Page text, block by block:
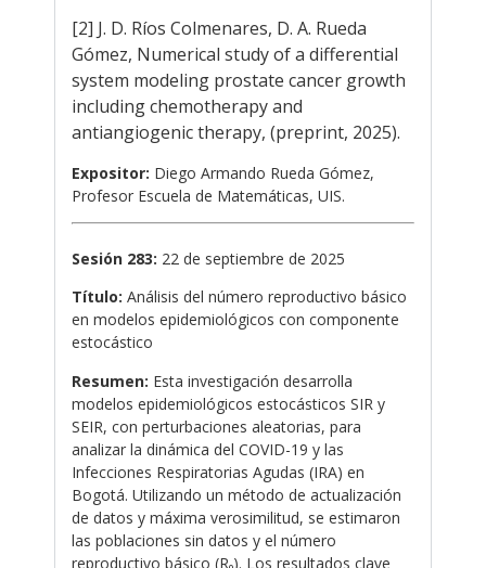
[2] J. D. Ríos Colmenares, D. A. Rueda
Gómez, Numerical study of a differential
system modeling prostate cancer growth
including chemotherapy and
antiangiogenic therapy, (preprint, 2025).
Expositor: Diego Armando Rueda Gómez,
Profesor Escuela de Matemáticas, UIS.
Sesión 283: 22 de septiembre de 2025
Título: Análisis del número reproductivo básico
en modelos epidemiológicos con componente
estocástico
Resumen: Esta investigación desarrolla
modelos epidemiológicos estocásticos SIR y
SEIR, con perturbaciones aleatorias, para
analizar la dinámica del COVID-19 y las
Infecciones Respiratorias Agudas (IRA) en
Bogotá. Utilizando un método de actualización
de datos y máxima verosimilitud, se estimaron
las poblaciones sin datos y el número
reproductivo básico (R₀). Los resultados clave